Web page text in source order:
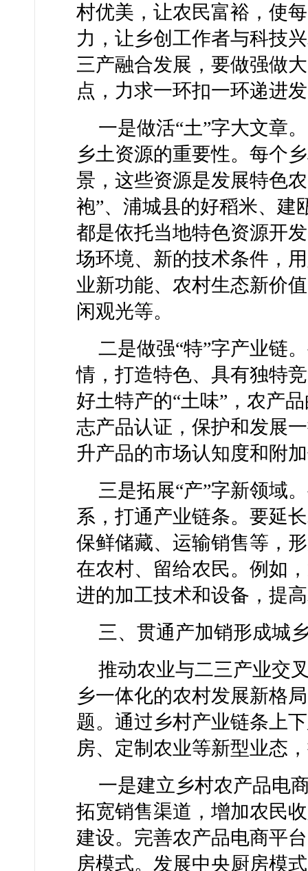
村优美，让农民富裕，使
力，让乡创工作者与科技
三产融合发展，要做强做
点，力求一环扣一环递进
一是做活“土”字大文章
乡土资源的重要性。每个
景，这些资源是发展特色
袍”、浦城县的好稻米、建
都是依托当地特色资源开
场环境、新的技术条件，
业新功能、农村生态新价
闲观光等。
二是做强“特”字产业链
情，打造特色、具有独特
好土特产的“土味”，农产
志产品认证，保护和发展
升产品的市场认知度和附
三是拓展“产”字新领域
系，打通产业链条。要延
保鲜储藏、运输销售等，
在农村、留给农民。例如
进的加工技术和设备，提
三、贯通产加销形成城
推动农业与二三产业交
乡一体化的农村发展新格
题。通过乡村产业链条上
房、定制农业等新型业态
一是建立乡村农产品电
拓宽销售渠道，增加农民
建设。完善农产品电商平
房模式。发展中央厨房模